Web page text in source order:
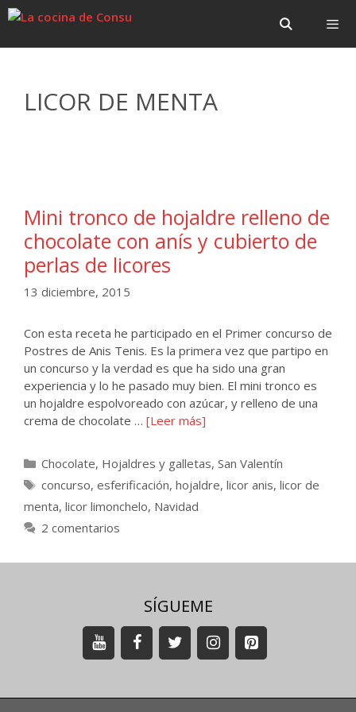
Saltar
Saltar
LICOR DE MENTA
Mini tronco de hojaldre relleno de
chocolate con anís y cubierto de
perlas de licores
13 diciembre, 2015
Con esta receta he participado en el Primer concurso de
Postres de Anis Tenis. Es la primera vez que partipo en
un concurso y la verdad es que ha sido una gran
experiencia y lo he pasado muy bien. El mini tronco es
un hojaldre espolvoreado con azúcar, y relleno de una
crema de chocolate … [Leer más]
Categorías
Chocolate, Hojaldres y galletas, San Valentín
Etiquetas
concurso, esferificación, hojaldre, licor anis, licor de
menta, licor limonchelo, Navidad
2 comentarios
SÍGUEME